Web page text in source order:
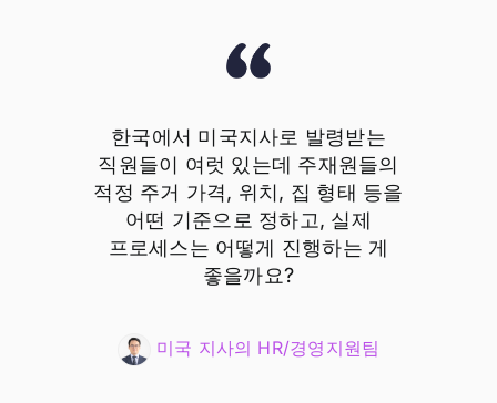
한국에서 미국지사로 발령받는
직원들이 여럿 있는데 주재원들의
적정 주거 가격, 위치, 집 형태 등을
어떤 기준으로 정하고, 실제
프로세스는 어떻게 진행하는 게
좋을까요?
미국 지사의 HR/경영지원팀